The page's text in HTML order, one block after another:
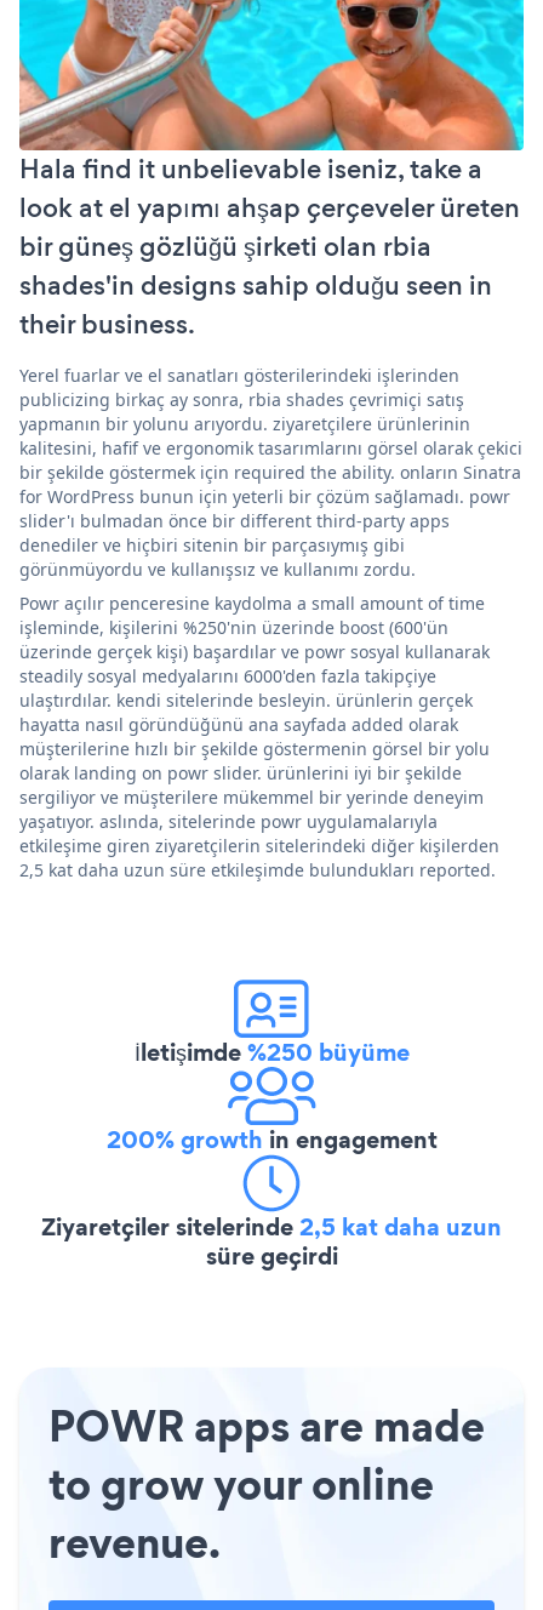
Hala find it unbelievable iseniz, take a
look at el yapımı ahşap çerçeveler üreten
bir güneş gözlüğü şirketi olan rbia
shades'in designs sahip olduğu seen in
their business.
Yerel fuarlar ve el sanatları gösterilerindeki işlerinden
publicizing birkaç ay sonra, rbia shades çevrimiçi satış
yapmanın bir yolunu arıyordu. ziyaretçilere ürünlerinin
kalitesini, hafif ve ergonomik tasarımlarını görsel olarak çekici
bir şekilde göstermek için required the ability. onların Sinatra
for WordPress bunun için yeterli bir çözüm sağlamadı. powr
slider'ı bulmadan önce bir different third-party apps
denediler ve hiçbiri sitenin bir parçasıymış gibi
görünmüyordu ve kullanışsız ve kullanımı zordu.
Powr açılır penceresine kaydolma a small amount of time
işleminde, kişilerini %250'nin üzerinde boost (600'ün
üzerinde gerçek kişi) başardılar ve powr sosyal kullanarak
steadily sosyal medyalarını 6000'den fazla takipçiye
ulaştırdılar. kendi sitelerinde besleyin. ürünlerin gerçek
hayatta nasıl göründüğünü ana sayfada added olarak
müşterilerine hızlı bir şekilde göstermenin görsel bir yolu
olarak landing on powr slider. ürünlerini iyi bir şekilde
sergiliyor ve müşterilere mükemmel bir yerinde deneyim
yaşatıyor. aslında, sitelerinde powr uygulamalarıyla
etkileşime giren ziyaretçilerin sitelerindeki diğer kişilerden
2,5 kat daha uzun süre etkileşimde bulundukları reported.
İletişimde%250 büyüme
200% growth in engagement
Ziyaretçiler sitelerinde2,5 kat daha uzun
süre geçirdi
POWR apps are made
to grow your online
revenue.